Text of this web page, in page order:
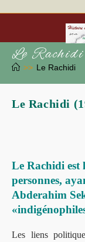
to
Le Rachidi
>> Le Rachidi
Le Rachidi
Le Rachidi est
personnes,
Abderahim
Les liens